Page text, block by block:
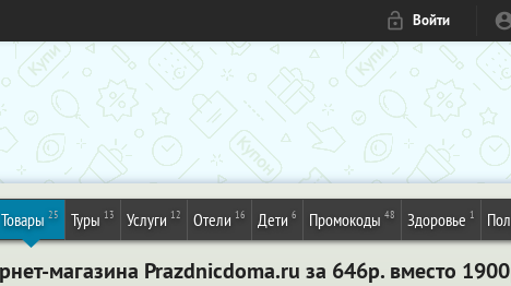
Войти
Товары 25 Туры 13 Услуги 12 Отели 16 Дети 6 Промокоды 48 Здоровье 1
магазина Prazdnicdoma.ru за 646р. вместо